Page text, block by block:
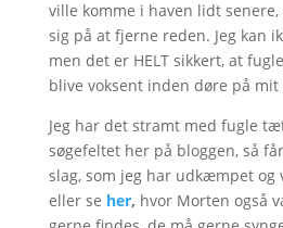
ville komme i haven lidt
sig på at fjerne reden. Jeg kan
men det er HELT sikkert, at
blive voksent inden døre på mit
Jeg har det stramt med fugle tæt
søgefeltet her på bloggen, så
slag, som jeg har udkæmpet og
eller se her, hvor Morten også